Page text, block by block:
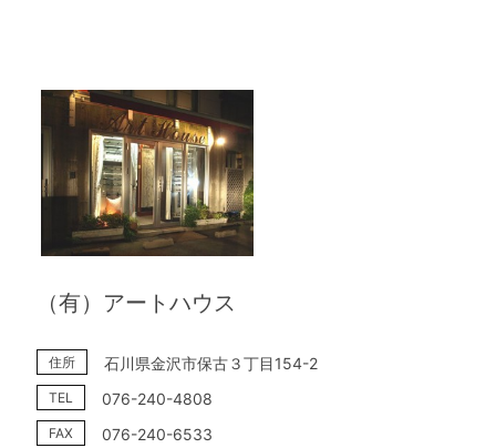
（有）アートハウス
住所 石川県金沢市保古３丁目154-2
TEL 076-240-4808
FAX 076-240-6533